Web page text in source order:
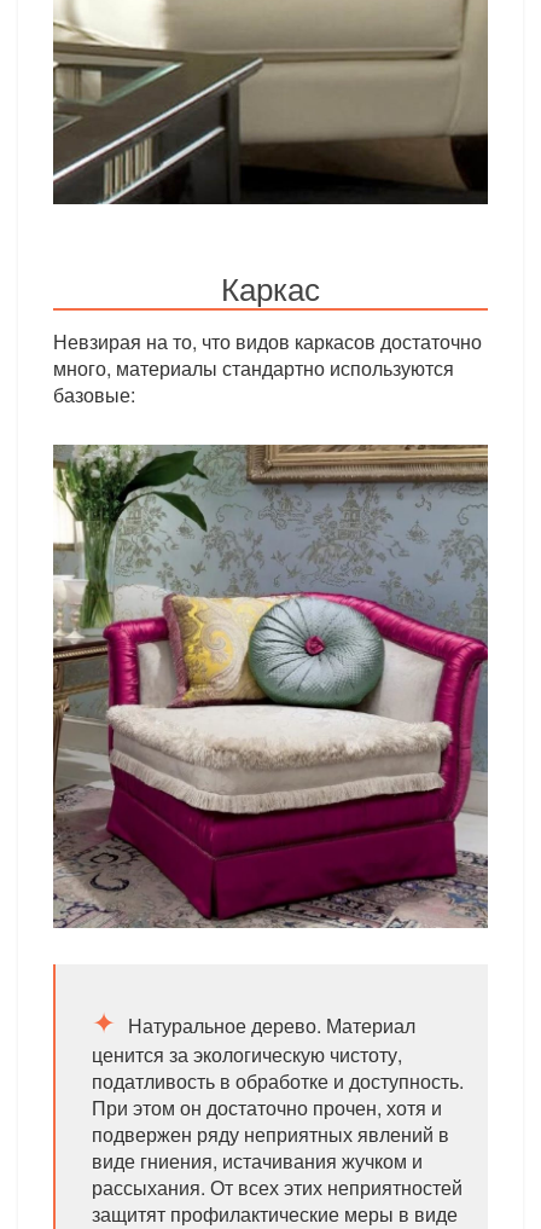
Каркас
Невзирая на то, что видов каркасов достаточно
много, материалы стандартно используются
базовые:
Натуральное дерево. Материал
ценится за экологическую чистоту,
податливость в обработке и доступность.
При этом он достаточно прочен, хотя и
подвержен ряду неприятных явлений в
виде гниения, истачивания жучком и
рассыхания. От всех этих неприятностей
защитят профилактические меры в виде